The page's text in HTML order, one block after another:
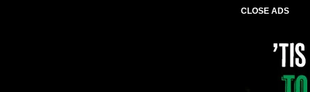
CLOSE ADS